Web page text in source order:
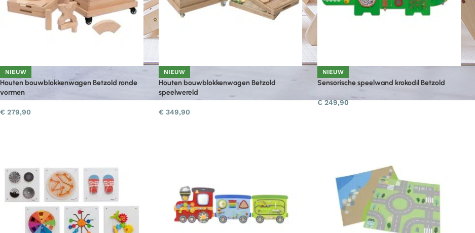
NIEUW
Houten bouwblokkenwagen Betzold ronde
vormen
€ 279,90
NIEUW
Houten bouwblokkenwagen Betzold
speelwereld
€ 349,90
NIEUW
Sensorische speelwand krokodil Betzold
€249,90